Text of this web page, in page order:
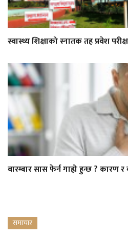
स्वास्थ्य शिक्षाको स्नातक तह प्रवेश
बारम्बार सास फेर्न गाह्रो हुन्छ ? कारण र
समाचार